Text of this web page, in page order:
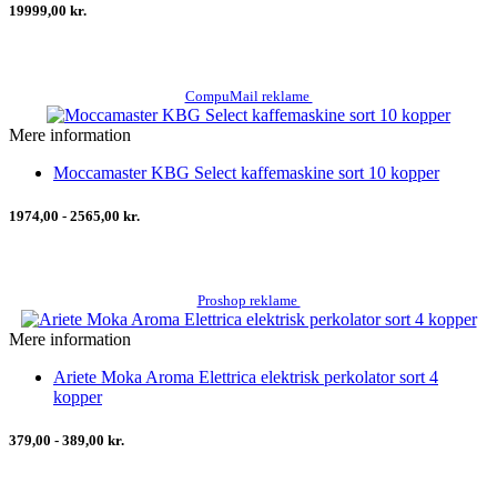
19999,00 kr.
CompuMail reklame
Mere information
Moccamaster KBG Select kaffemaskine sort 10 kopper
1974,00 - 2565,00 kr.
Proshop reklame
Mere information
Ariete Moka Aroma Elettrica elektrisk perkolator sort 4
kopper
379,00 - 389,00 kr.